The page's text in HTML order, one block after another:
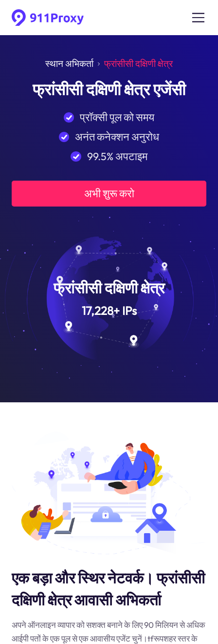
स्थान अभिकर्ता फ्रांसीसी दक्षिणी क्षेत्र
फ्रांसीसी दक्षिणी क्षेत्र एजेंसी
प्रॉक्सी पूल को समय
अनंत कनेक्शन अनुरोध
99.5% अपटाइम
अभी शुरू करो
फ्रांसीसी दक्षिणी क्षेत्र
17,228+IPs
एक बड़ा और स्थिर नेटवर्क। फ्रांसीसी
दक्षिणी क्षेत्र आवासी अभिकर्ता
अपने ऑनलाइन व्यापार को सशक्त बनाने के लिए 90 मिलियन से अधिक
आईपी पतों के एक पूल से एक आवासीय एजेंट चुनें।tfरूपशहर स्तर के